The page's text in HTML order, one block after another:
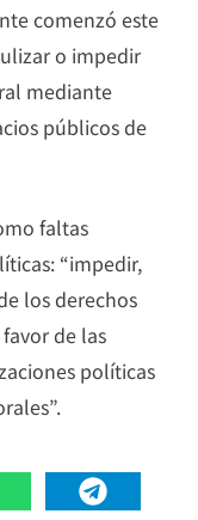
comenzó este
o impedir
mediante
públicos de
faltas
“impedir,
los derechos
de las
políticas